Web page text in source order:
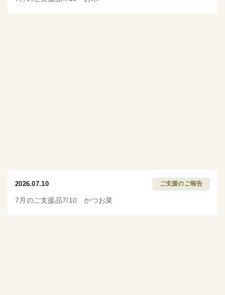
2026.07.10 ご支援のご報告
7月のご支援品7/10 かつお菜